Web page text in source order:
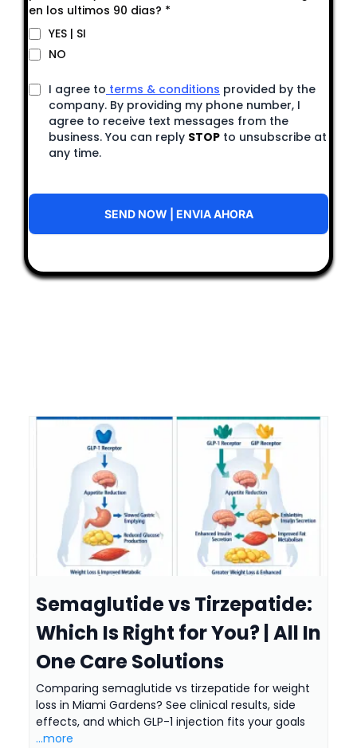
en los ultimos 90 dias? *
YES | SI
NO
I agree to terms & conditions provided by the
company. By providing my phone number, I
agree to receive text messages from the
business. You can reply STOP to unsubscribe at
any time.
SEND NOW | ENVIA AHORA
Semaglutide vs Tirzepatide:
Which Is Right for You? | All In
One Care Solutions
Comparing semaglutide vs tirzepatide for weight
loss in Miami Gardens? See clinical results, side
effects, and which GLP-1 injection fits your goals
...more